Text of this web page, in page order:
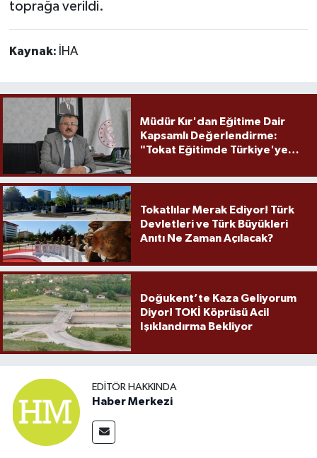
toprağa verildi.
Kaynak: İHA
Müdür Kır'dan Eğitime Dair
Kapsamlı Değerlendirme:
"Tokat Eğitimde Türkiye'ye
Tokatlılar Merak Ediyor! Türk
Devletleri ve Türk Büyükleri
Anıtı Ne Zaman Açılacak?
Doğukent’te Kaza Geliyorum
Diyor! TOKİ Köprüsü Acil
Işıklandırma Bekliyor
EDITÖR HAKKINDA
Haber Merkezi